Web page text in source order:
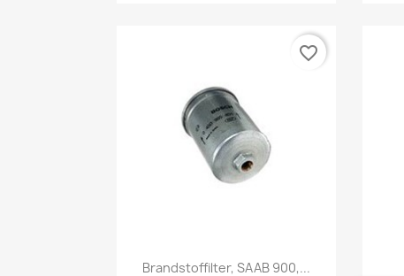
Snel bekijken
Brandstoffilter, SAAB 900,...
favorite_border